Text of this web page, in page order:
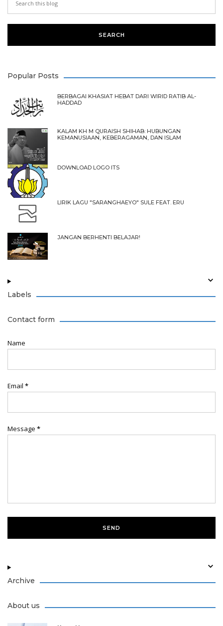
Popular Posts
BERBAGAI KHASIAT HEBAT DARI WIRID RATIB AL-
HADDAD
KALAM KH M QURAISH SHIHAB: HUBUNGAN
KEMANUSIAAN, KEBERAGAMAN, DAN ISLAM
DOWNLOAD LOGO ITS
LIRIK LAGU "SARANGHAEYO" SULE FEAT. ERU
JANGAN BERHENTI BELAJAR!
Labels
Contact form
Name
Email *
Message *
Archive
About us